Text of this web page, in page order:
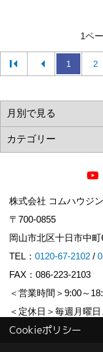
1ペ
1 2
株式会社 コムハウジ
〒700-0855
岡山市北区十日市中
TEL： 0120-67-2102 /
FAX：086-223-2103
＜営業時間＞9:00～
＜定休日＞毎週月曜日
Cookieポリシー